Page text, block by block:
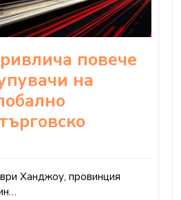
повече
на
Ханджоу, провинция